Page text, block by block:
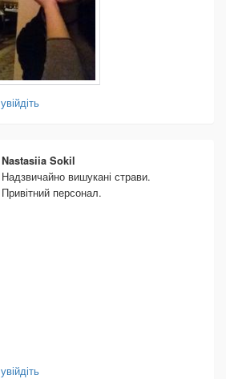
увійдіть
Nastasiia Sokil
Надзвичайно вишукані страви.
Привітний персонал.
увійдіть